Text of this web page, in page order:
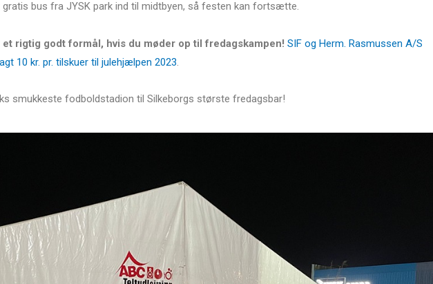
gratis bus fra JYSK park ind til midtbyen, så festen kan fortsætte.
et rigtig godt formål, hvis du møder op til fredagskampen! SIF og Herm. Rasmussen A/S
10 kr. pr. tilskuer til julehjælpen 2023
smukkeste fodboldstadion til Silkeborgs største fredagsbar!